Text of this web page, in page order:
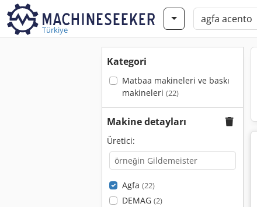
Türkiye
Kategori
Matbaa makineleri ve baskı
makineleri (22)
Makine detayları
Üretici:
Agfa (22)
DEMAG (2)